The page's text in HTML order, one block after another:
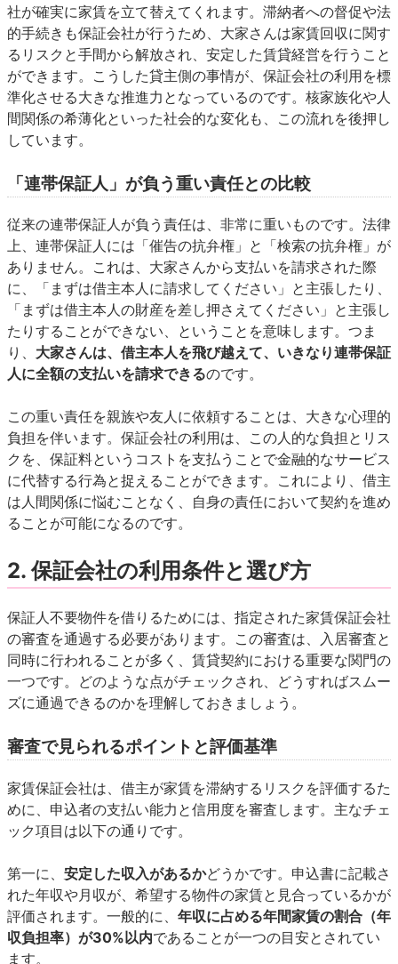
社が確実に家賃を立て替えてくれます。滞納者への督促や法
的手続きも保証会社が行うため、大家さんは家賃回収に関す
るリスクと手間から解放され、安定した賃貸経営を行うこと
ができます。こうした貸主側の事情が、保証会社の利用を標
準化させる大きな推進力となっているのです。核家族化や人
間関係の希薄化といった社会的な変化も、この流れを後押し
しています。
「連帯保証人」が負う重い責任との比較
従来の連帯保証人が負う責任は、非常に重いものです。法律
上、連帯保証人には「催告の抗弁権」と「検索の抗弁権」が
ありません。これは、大家さんから支払いを請求された際
に、「まずは借主本人に請求してください」と主張したり、
「まずは借主本人の財産を差し押さえてください」と主張し
たりすることができない、ということを意味します。つま
り、 大家さんは、借主本人を飛び越えて、いきなり連帯保証
人に全額の支払いを請求できるのです。
この重い責任を親族や友人に依頼することは、大きな心理的
負担を伴います。保証会社の利用は、この人的な負担とリス
クを、保証料というコストを支払うことで金融的なサービス
に代替する行為と捉えることができます。これにより、借主
は人間関係に悩むことなく、自身の責任において契約を進め
ることが可能になるのです。
2. 保証会社の利用条件と選び方
保証人不要物件を借りるためには、指定された家賃保証会社
の審査を通過する必要があります。この審査は、入居審査と
同時に行われることが多く、賃貸契約における重要な関門の
一つです。どのような点がチェックされ、どうすればスムー
ズに通過できるのかを理解しておきましょう。
審査で見られるポイントと評価基準
家賃保証会社は、借主が家賃を滞納するリスクを評価するた
めに、申込者の支払い能力と信用度を審査します。主なチェ
ック項目は以下の通りです。
第一に、 安定した収入があるかどうかです。申込書に記載さ
れた年収や月収が、希望する物件の家賃と見合っているかが
評価されます。一般的に、 年収に占める年間家賃の割合（年
収負担率）が30%以内であることが一つの目安とされてい
ます。